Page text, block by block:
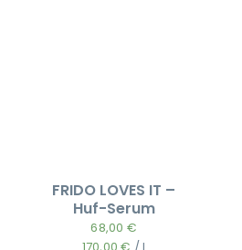
FRIDO LOVES IT –
Huf-Serum
68,00 €